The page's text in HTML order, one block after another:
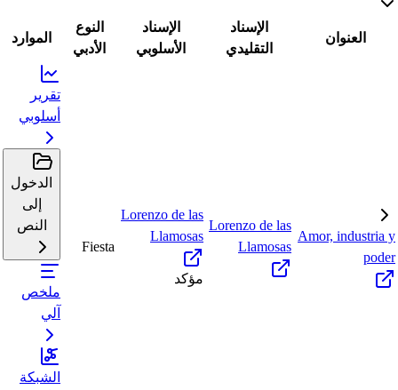
العنوان
الإسناد
التقليدي
الإسناد
الأسلوبي
النوع
الأدبي
الموارد
Amor, industria y
poder
Lorenzo de las
Llamosas
Lorenzo de las
Llamosas
مؤكد
Fiesta
تقرير
أسلوبي
الدخول
إلى
النص
ملخص
آلي
الشبكة